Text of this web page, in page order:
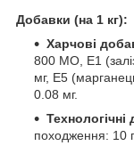
Добавки (на 1 кг):
Харчові
800 МО, E1
мг, E5
0.08 мг.
Технологічні
походження: 10